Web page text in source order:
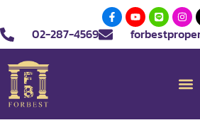
02-287-4569